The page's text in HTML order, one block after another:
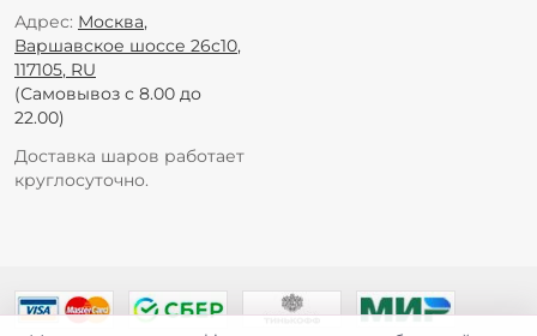
Адрес: Москва,
Варшавское шоссе 26с10,
117105, RU
(Самовывоз с 8.00 до
22.00)
Доставка шаров работает
круглосуточно.